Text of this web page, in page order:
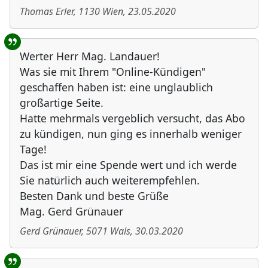
Thomas Erler, 1130 Wien, 23.05.2020
Werter Herr Mag. Landauer!
Was sie mit Ihrem "Online-Kündigen"
geschaffen haben ist: eine unglaublich
großartige Seite.
Hatte mehrmals vergeblich versucht, das Abo
zu kündigen, nun ging es innerhalb weniger
Tage!
Das ist mir eine Spende wert und ich werde
Sie natürlich auch weiterempfehlen.
Besten Dank und beste Grüße
Mag. Gerd Grünauer
Gerd Grünauer, 5071 Wals, 30.03.2020